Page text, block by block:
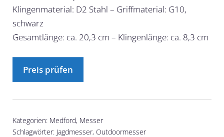
Klingenmaterial: D2 Stahl – Griffmaterial: G10,
schwarz
Gesamtlänge: ca. 20,3 cm – Klingenlänge: ca. 8,3 cm
Preis prüfen
Kategorien: Medford, Messer
Schlagwörter: Jagdmesser, Outdoormesser